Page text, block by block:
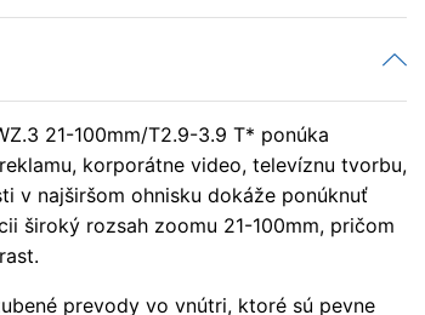
21-100mm/T2.9-3.9 T* ponúka
korporátne video, televíznu tvorbu,
v najširšom ohnisku dokáže ponúknuť
široký rozsah zoomu 21-100mm, pričom
prevody vo vnútri, ktoré sú pevne